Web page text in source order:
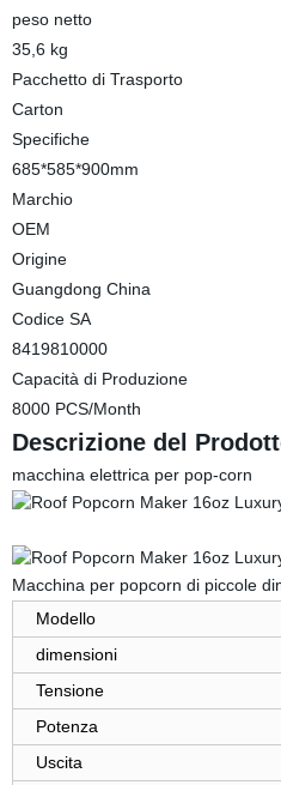
peso netto
35,6 kg
Pacchetto di Trasporto
Carton
Specifiche
685*585*900mm
Marchio
OEM
Origine
Guangdong China
Codice SA
8419810000
Capacità di Produzione
8000 PCS/Month
Descrizione del
macchina elettrica per pop-corn
Macchina per popcorn di piccole
Modello
dimensioni
Tensione
Potenza
Uscita